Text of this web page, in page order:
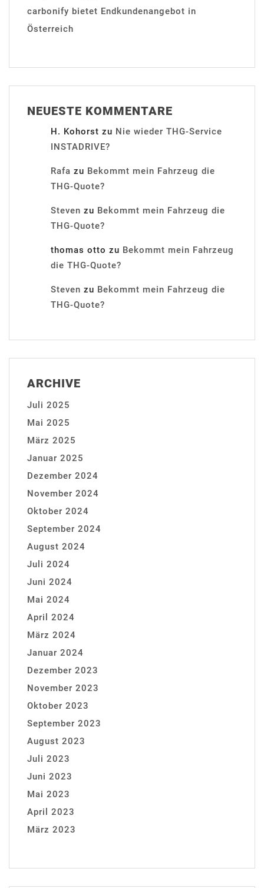
carbonify bietet Endkundenangebot in
Österreich
NEUESTE KOMMENTARE
H. Kohorst zu Nie wieder THG-Service
INSTADRIVE?
Rafa zu Bekommt mein Fahrzeug die
THG-Quote?
Steven zu Bekommt mein Fahrzeug die
THG-Quote?
thomas otto zu Bekommt mein Fahrzeug
die THG-Quote?
Steven zu Bekommt mein Fahrzeug die
THG-Quote?
ARCHIVE
Juli 2025
Mai 2025
März 2025
Januar 2025
Dezember 2024
November 2024
Oktober 2024
September 2024
August 2024
Juli 2024
Juni 2024
Mai 2024
April 2024
März 2024
Januar 2024
Dezember 2023
November 2023
Oktober 2023
September 2023
August 2023
Juli 2023
Juni 2023
Mai 2023
April 2023
März 2023